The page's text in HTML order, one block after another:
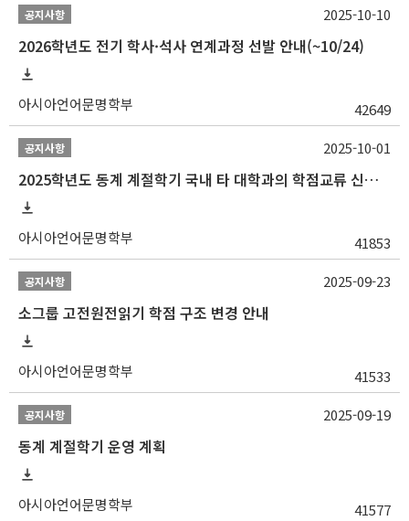
공지사항
2026학년도 전기 학사·석사 연계과정 선발 안내(~10/24)
아시아언어문명학부 42649
2025-10-10
공지사항
2025학년도 동계 계절학기 국내 타 대학과의 학점교류 신청 안내
아시아언어문명학부 41853
2025-10-01
공지사항
소그룹 고전원전읽기 학점 구조 변경 안내
아시아언어문명학부 41533
2025-09-23
공지사항
동계 계절학기 운영 계획
아시아언어문명학부 41577
2025-09-19